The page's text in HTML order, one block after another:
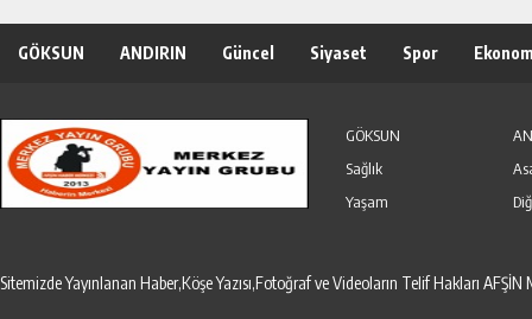
GÖKSUN ANDIRIN Güncel Siyaset Spor
GÖKSUN
Sağlık
Yaşam
Sitemizde Yayınlanan Haber,Köşe Yazısı,Fotoğraf ve Videoların Telif Hakları